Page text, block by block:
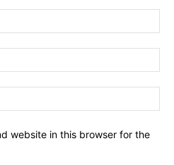
website in this browser for the